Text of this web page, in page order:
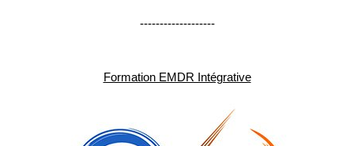
-------------------
Formation EMDR Intégrative